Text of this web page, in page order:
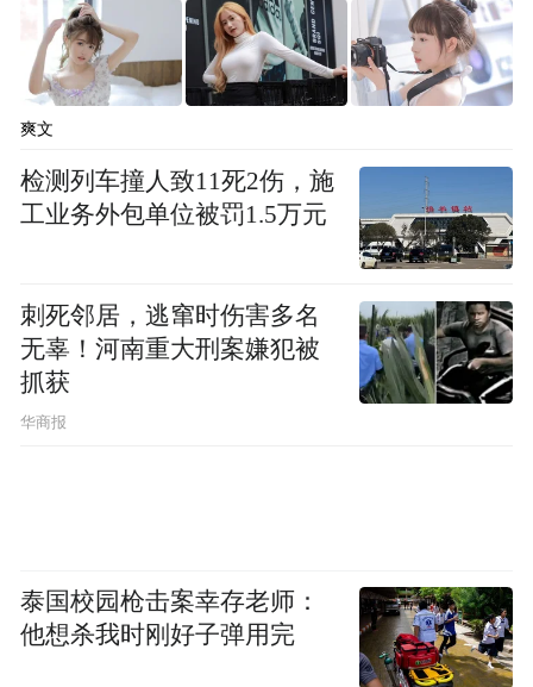
爽文
检测列车撞人致11死2伤，施
工业务外包单位被罚1.5万元
刺死邻居，逃窜时伤害多名
无辜！河南重大刑案嫌犯被
抓获
华商报
泰国校园枪击案幸存老师：
他想杀我时刚好子弹用完